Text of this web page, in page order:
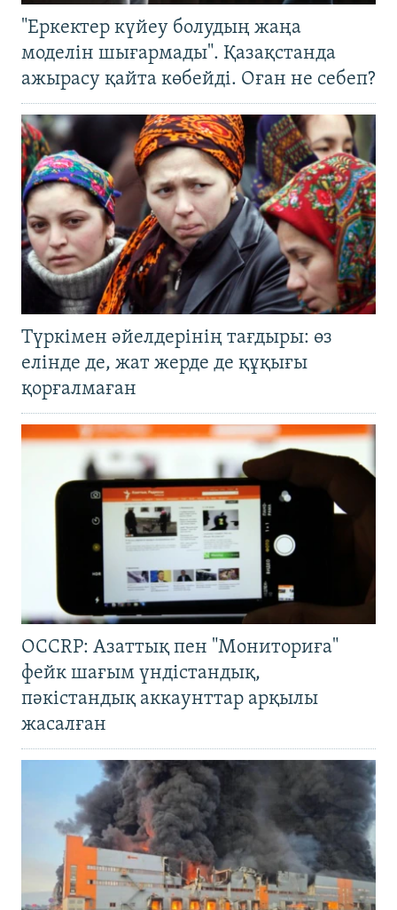
"Еркектер күйеу болудың жаңа
моделін шығармады". Қазақстанда
ажырасу қайта көбейді. Оған не себеп?
Түркімен әйелдерінің тағдыры: өз
елінде де, жат жерде де құқығы
қорғалмаған
OCCRP: Азаттық пен "Мониториға"
фейк шағым үндістандық,
пәкістандық аккаунттар арқылы
жасалған